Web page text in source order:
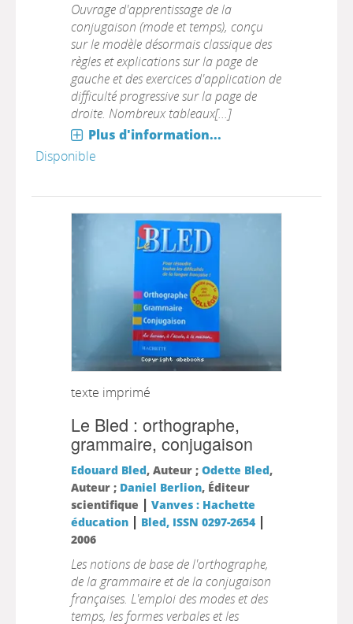
Ouvrage d'apprentissage de la
conjugaison (mode et temps), conçu
sur le modèle désormais classique des
règles et explications sur la page de
gauche et des exercices d'application de
difficulté progressive sur la page de
droite. Nombreux tableaux[...]
Plus d'information...
Disponible
texte imprimé
Le Bled : orthographe,
grammaire, conjugaison
Edouard Bled, Auteur ; Odette Bled,
Auteur ; Daniel Berlion, Éditeur
scientifique | Vanves : Hachette
éducation| Bled, ISSN 0297-2654|
2006
Les notions de base de l'orthographe,
de la grammaire et de la conjugaison
françaises. L'emploi des modes et des
temps, les formes verbales et les